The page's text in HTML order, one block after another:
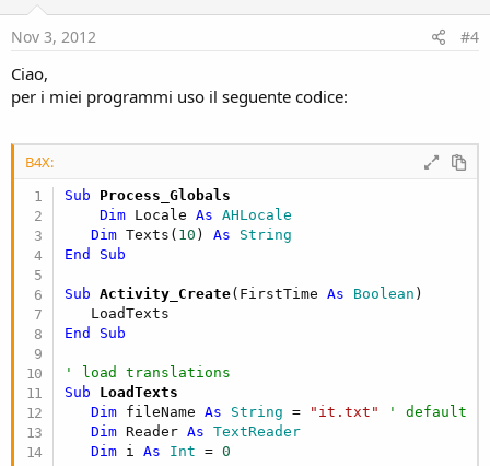
End Select
Nov 3, 2012 #4
Ciao,
per i miei programmi uso il seguente codice:
B4X:
Sub Process_Globals
Dim Locale As AHLocale
Dim Texts( 10 ) As String
End
Sub
Sub Activity_Create(FirstTime As Boolean )
End
Sub
' load translations
Sub LoadTexts
Dim fileName As String = "it.txt"
' default
Dim Reader As TextReader
Dim i As Int = 0